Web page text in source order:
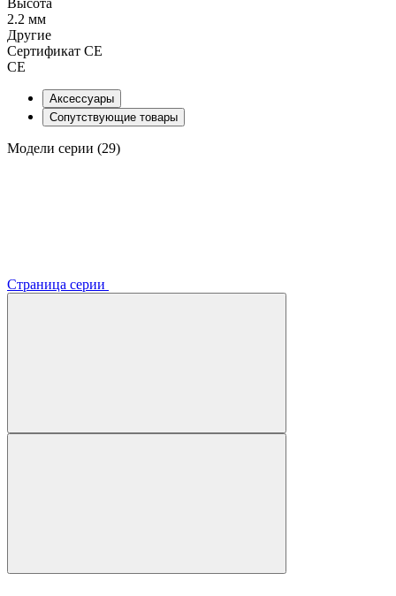
2.2 мм
Другие
Сертификат CE
CE
Аксессуары
Сопутствующие товары
Модели серии (29)
Страница серии